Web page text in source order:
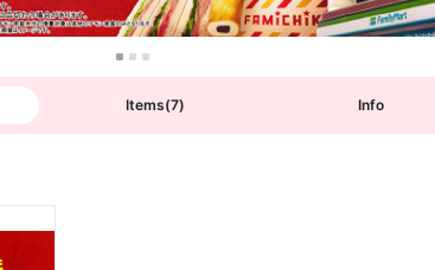
Items(7) Info